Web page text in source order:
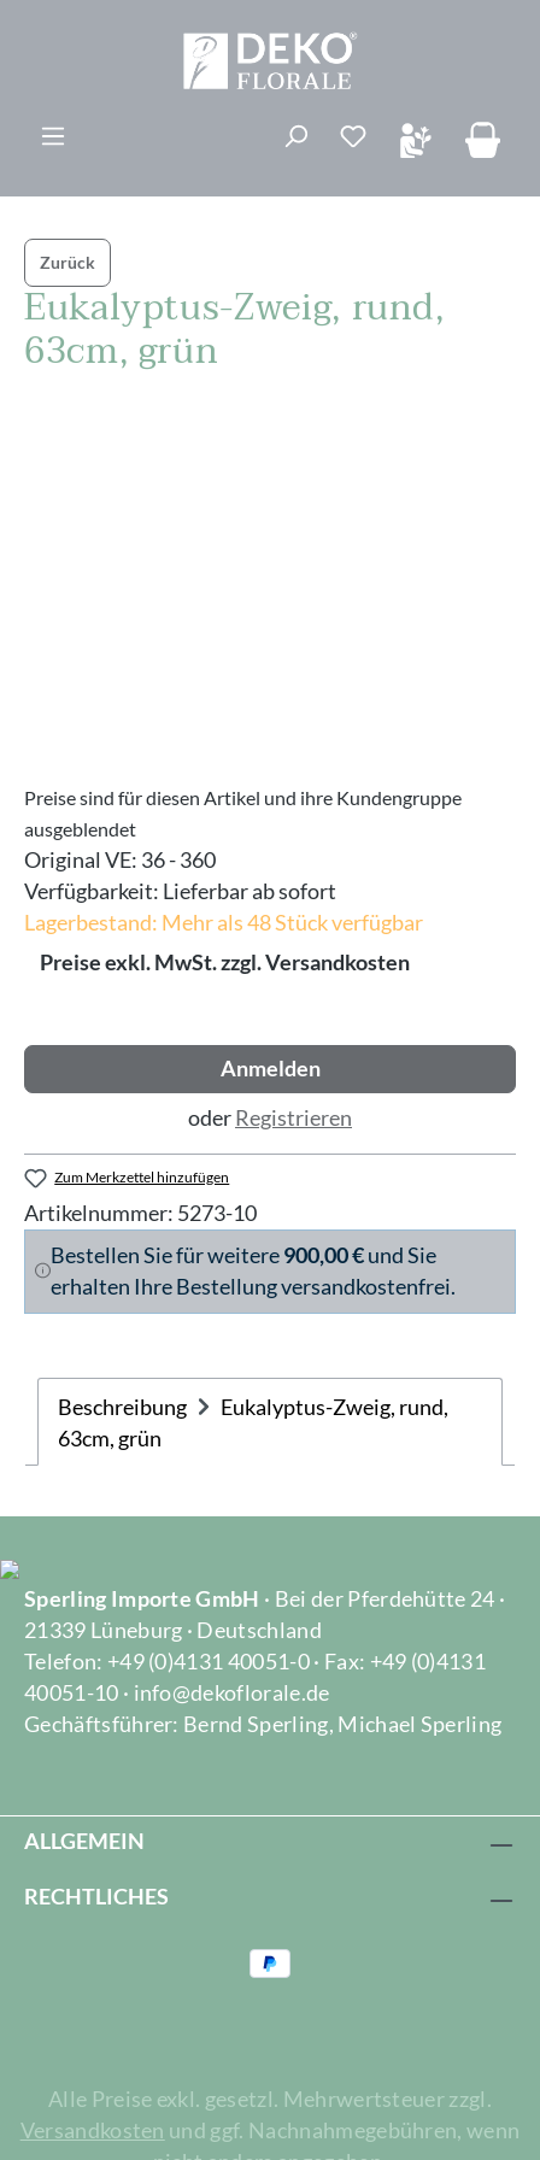
Du hast 0
Zurück
Eukalyptus-Zweig, rund,
63cm, grün
Preise sind für diesen Artikel und ihre Kundengruppe
ausgeblendet
Original VE: 36 - 360
Verfügbarkeit: Lieferbar ab sofort
Lagerbestand: Mehr als 48 Stück verfügbar
Preise exkl. MwSt. zzgl. Versandkosten
Anmelden
oderRegistrieren
Zum Merkzettel hinzufügen
Artikelnummer: 5273-10
Bestellen Sie für weitere900,00 €und Sie
erhalten Ihre Bestellung versandkostenfrei.
Beschreibung
Eukalyptus-Zweig, rund,
63cm, grün
Sperling Importe GmbH · Bei der Pferdehütte 24 ·
21339 Lüneburg · Deutschland
Telefon: +49 (0)4131 40051-0 · Fax: +49 (0)4131
40051-10 · info@dekoflorale.de
Gechäftsführer: Bernd Sperling, Michael Sperling
ALLGEMEIN
RECHTLICHES
Alle Preise exkl. gesetzl. Mehrwertsteuer zzgl.
Versandkosten und ggf. Nachnahmegebühren, wenn